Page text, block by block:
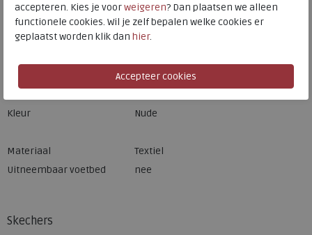
Skechers
Altijd retourneren, binnen 1 werkdag terugbetaald
138181-NUDE
Kleur
Nude
Materiaal
Textiel
Uitneembaar voetbed
nee
accepteren. Kies je voorweigeren? Dan plaatsen we alleen
functionele cookies. Wil je zelf bepalen welke cookies er
geplaatst worden klik dan hier.